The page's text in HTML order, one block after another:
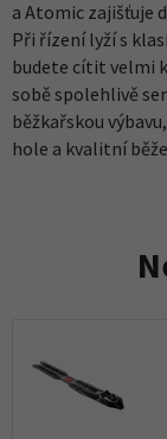
a Atomic zajišťuje
Při řízení lyží s
budete cítit velmi
sobě spolehlivě
běžkařskou
hole a kvalitní